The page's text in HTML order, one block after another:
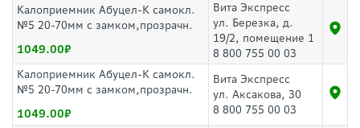
Калоприемник Абуцел-К самокл.
№5 20-70мм с замком,прозрачн.
1049.00
Вита Экспресс
ул. Березка, д.
19/2, помещение 1
8 800 755 00 03
Калоприемник Абуцел-К самокл.
№5 20-70мм с замком,прозрачн.
1049.00
Вита Экспресс
ул. Аксакова, 30
8 800 755 00 03